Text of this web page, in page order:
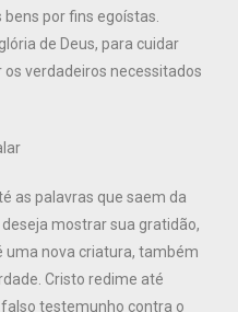
por fins egoístas.
de Deus, para cuidar
verdadeiros necessitados
as palavras que saem da
mostrar sua gratidão,
uma nova criatura, também
Cristo redime até
falso testemunho contra o